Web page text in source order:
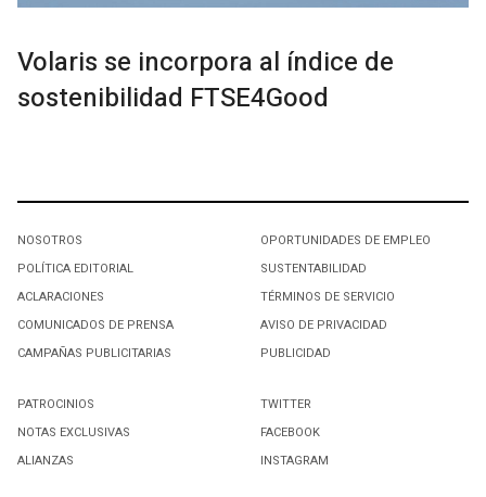
Volaris se incorpora al índice de
sostenibilidad FTSE4Good
NOSOTROS
POLÍTICA EDITORIAL
ACLARACIONES
COMUNICADOS DE PRENSA
CAMPAÑAS PUBLICITARIAS
OPORTUNIDADES DE EMPLEO
SUSTENTABILIDAD
TÉRMINOS DE SERVICIO
AVISO DE PRIVACIDAD
PUBLICIDAD
PATROCINIOS
NOTAS EXCLUSIVAS
ALIANZAS
TWITTER
FACEBOOK
INSTAGRAM